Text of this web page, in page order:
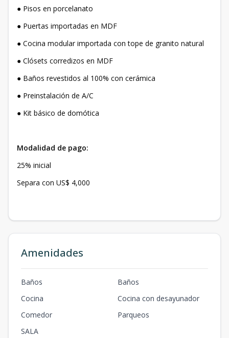
● Pisos en porcelanato
● Puertas importadas en MDF
● Cocina modular importada con tope de granito natural
● Clósets corredizos en MDF
● Baños revestidos al 100% con cerámica
● Preinstalación de A/C
● Kit básico de domótica
Modalidad de pago:
25% inicial
Separa con US$ 4,000
Amenidades
Baños
Baños
Cocina
Cocina con desayunador
Comedor
Parqueos
SALA